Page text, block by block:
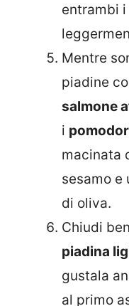
entrambi
Mentre
piadine
salmone
i
macinata
sesamo e
di oliva.
Chiudi
piadina
gustala
al primo